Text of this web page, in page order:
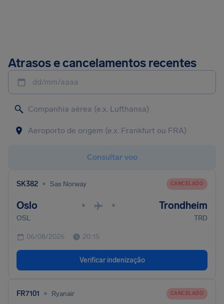
Atrasos e cancelamentos recentes
dd/mm/aaaa
Consultar voo
SK382 • Sas Norway CANCELADO
Oslo • • Trondheim
OSL TRD
06/08/2026 20:15
Verificar indenização
FR7101 • Ryanair CANCELADO